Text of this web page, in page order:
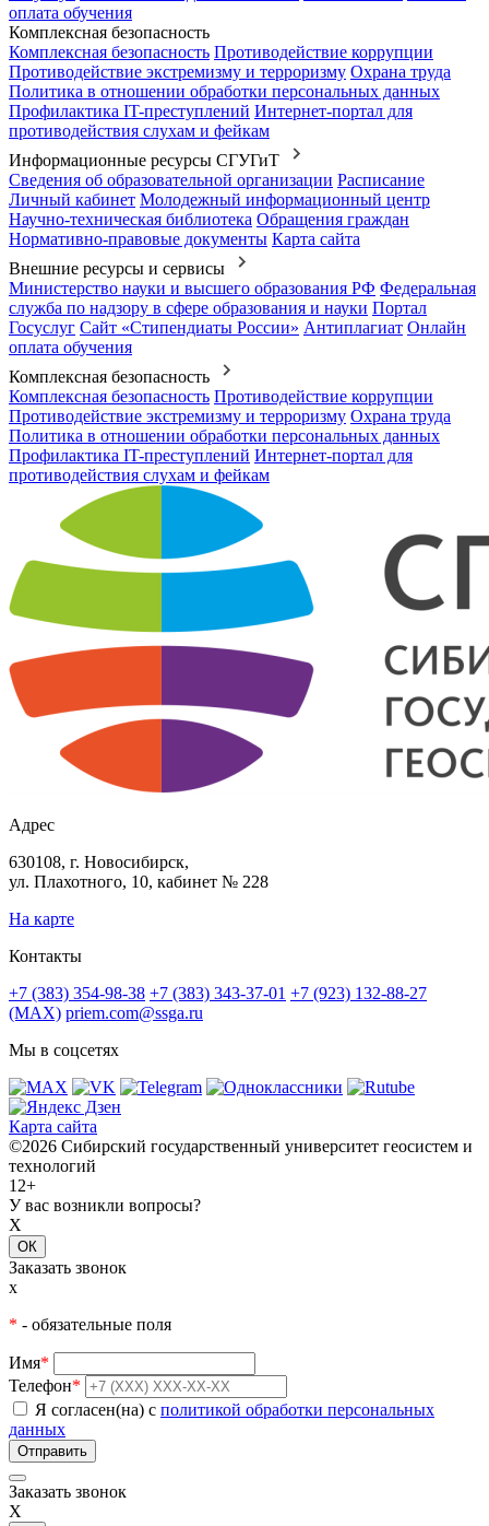
оплата обучения
Комплексная безопасность
Комплексная безопасность Противодействие коррупции
Противодействие экстремизму и терроризму Охрана труда
Политика в отношении обработки персональных данных
Профилактика IT-преступлений Интернет-портал для
противодействия слухам и фейкам
Информационные ресурсы СГУГиТ
Сведения об образовательной организации Расписание
Личный кабинет Молодежный информационный центр
Научно-техническая библиотека Обращения граждан
Нормативно-правовые документы Карта сайта
Внешние ресурсы и сервисы
Министерство науки и высшего образования РФ Федеральная
служба по надзору в сфере образования и науки Портал
Госуслуг Сайт «Стипендиаты России» Антиплагиат Онлайн
оплата обучения
Комплексная безопасность
Комплексная безопасность Противодействие коррупции
Противодействие экстремизму и терроризму Охрана труда
Политика в отношении обработки персональных данных
Профилактика IT-преступлений Интернет-портал для
противодействия слухам и фейкам
Адрес
630108, г. Новосибирск,
ул. Плахотного, 10, кабинет № 228
На карте
Контакты
+7 (383) 354-98-38 +7 (383) 343-37-01 +7 (923) 132-88-27
(MAX) priem.com@ssga.ru
Мы в соцсетях
Карта сайта
©2026 Сибирский государственный университет геосистем и
технологий
12+
У вас возникли вопросы?
X
ОК
Заказать звонок
x
* - обязательные поля
Имя*
Телефон*
Я согласен(на) с политикой обработки персональных
данных
Заказать звонок
X